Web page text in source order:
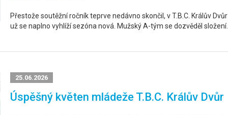
Přestože soutěžní ročník teprve nedávno skončil, v T.B.C. Králův Dvůr
už se naplno vyhlíží sezóna nová. Mužský A-tým se dozvěděl složení…
25.06.2026
Úspěšný květen mládeže T.B.C. Králův Dvůr